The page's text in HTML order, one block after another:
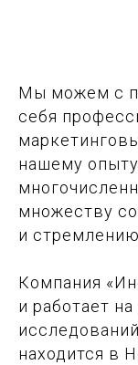
Мы можем с
себя
нашему
множеству
и
Компания
и работает
находится в